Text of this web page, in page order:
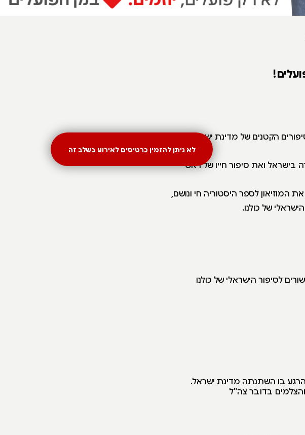
הקטנים של מדינת ישראל
בישראל ואת סיפור חייו של ראש
לספר היסטוריה חי ונושם,
של כולנו.
לסיפור הישראלי של כולנו
בדובר צה"ל
לא ניתן להזמין כרטיסים לאירוע בשלב זה